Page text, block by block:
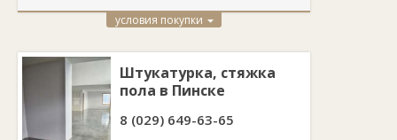
условия покупки
Штукатурка, стяжка
пола в Пинске
8 (029) 649-63-65